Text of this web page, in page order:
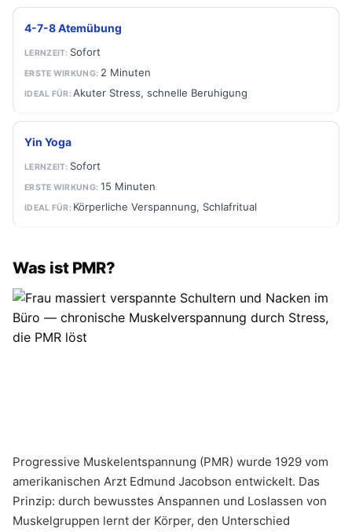
4-7-8 Atemübung
Sofort
2 Minuten
Akuter Stress, schnelle Beruhigung
Yin Yoga
Sofort
15 Minuten
Körperliche Verspannung, Schlafritual
Was ist PMR?
Progressive Muskelentspannung (PMR) wurde 1929 vom
amerikanischen Arzt Edmund Jacobson entwickelt. Das
Prinzip: durch bewusstes Anspannen und Loslassen von
Muskelgruppen lernt der Körper, den Unterschied